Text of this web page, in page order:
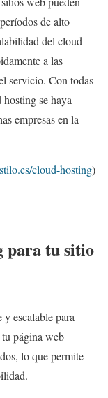
de alto
del cloud
a las
servicio. Con todas
hosting se haya
empresas en la
cloud-hosting)
para tu sitio
escalable para
página web
lo que permite